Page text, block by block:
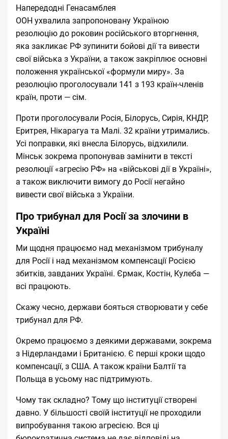
Напередодні Генасамблея
ООН ухвалила запропоновану Україною
резолюцію до роковин російського вторгнення,
яка закликає РФ зупинити бойові дії та вивести
свої війська з України, а також закріплює основні
положення української «формули миру». За
резолюцію проголосували 141 з 193 країн-членів
країн, проти — сім.
Проти проголосували Росія, Білорусь, Сирія, КНДР,
Еритрея, Нікарагуа та Малі. 32 країни утримались.
Усі поправки, які внесла Білорусь, відхилили.
Мінськ зокрема пропонував замінити в тексті
резолюції «агресію РФ» на «військові дії в Україні»,
а також виключити вимогу до Росії негайно
вивести свої війська з України.
Про трибунал для Росії за злочини в
Україні
Ми щодня працюємо над механізмом трибуналу
для Росії і над механізмом компенсації Росією
збитків, завданих Україні. Єрмак, Костін, Кулеба —
всі працюють.
Скажу чесно, держави бояться створювати у себе
трибунал для РФ.
Окремо працюємо з деякими державами, зокрема
з Нідерландами і Британією. Є перші кроки щодо
компенсації, з США. А також країни Балтії та
Польща в усьому нас підтримують.
Чому так складно? Тому що інституції створені
давно. У більшості своїй інституції не проходили
випробування такою агресією. Вся ці